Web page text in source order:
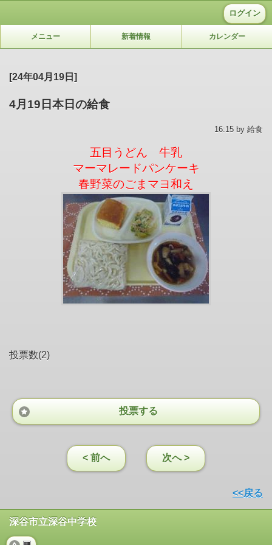
ログイン
メニュー 新着情報 カレンダー
[24年04月19日]
4月19日本日の給食
16:15 by 給食
五目うどん 牛乳
マーマレードパンケーキ
春野菜のごまマヨ和え
投票数(2)
投票する
< 前へ 次へ >
<<戻る
深谷市立深谷中学校